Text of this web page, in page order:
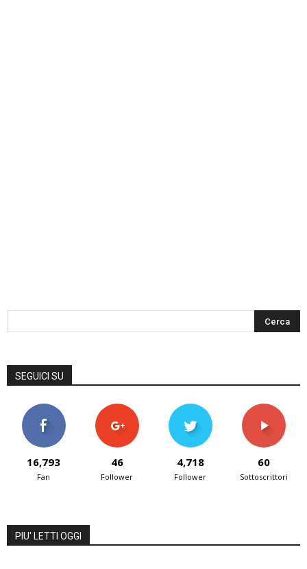
SEGUICI SU
16,793
Fan
46
Follower
4,718
Follower
60
Sottoscrittori
PIU' LETTI OGGI